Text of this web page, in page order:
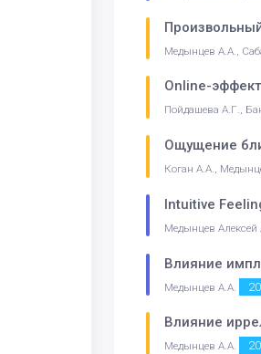
Медынцев А.А.,
Online-
Пойдашева А.Г.,
Ощущение
Коган А.А.,
Intuitive
Медынцев Алексей
Влияние
Медынцев А.А.
Влияние
Медынцев А.А.